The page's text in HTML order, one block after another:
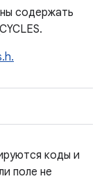
содержать
коды и
поле не